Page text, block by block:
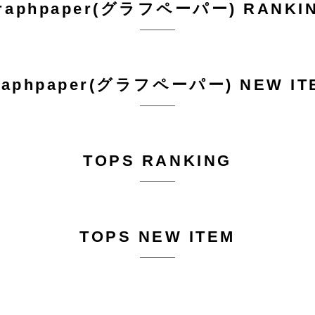
グラフペーパー)
グラフペーパー) NEW
TOPS RANKING
TOPS NEW ITEM